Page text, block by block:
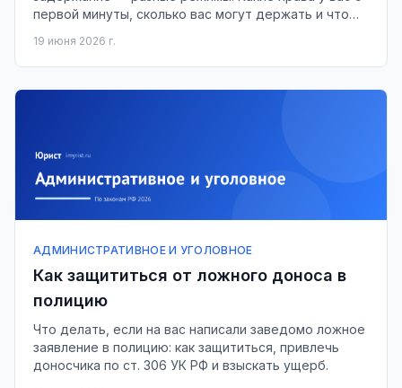
первой минуты, сколько вас могут держать и что
19 июня 2026 г.
АДМИНИСТРАТИВНОЕ И УГОЛОВНОЕ
Как защититься от ложного доноса в
полицию
Что делать, если на вас написали заведомо ложное
заявление в полицию: как защититься, привлечь
доносчика по ст. 306 УК РФ и взыскать ущерб.